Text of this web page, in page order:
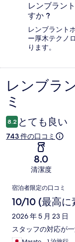
レンブラン
すか ?
レンブラント
ー厚木テクノ
ります。
口
コ
ミ
レンブラ
ミ
8.2 とても良い
743 件の口コミ
8.0
清潔度
口
コ
ミ
宿泊者限定の口コミ
10/10 (最高
2026 年 5 月 23 日
スタッフの対応が